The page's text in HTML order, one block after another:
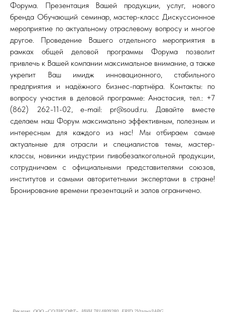
Форума. Презентация Вашей продукции, услуг, нового
бренда Обучающий семинар, мастер-класс Дискуссионное
мероприятие по актуальному отраслевому вопросу и многое
другое. Проведение Вашего отдельного мероприятия в
рамках общей деловой программы Форума позволит
привлечь к Вашей компании максимальное внимание, а также
укрепит Ваш имидж инновационного, стабильного
предприятия и надёжного бизнес-партнёра. Контакты: по
вопросу участия в деловой программе: Анастасия, тел.: +7
(862) 262-11-02, e-mail: pr@soud.ru. Давайте вместе
сделаем наш Форум максимально эффективным, полезным и
интересным для каждого из нас! Мы отбираем самые
актуальные для отрасли и специалистов темы, мастер-
классы, новинки индустрии пивобезалкогольной продукции,
сотрудничаем с официальными представителями союзов,
институтов и самыми авторитетными экспертами в стране!
Бронирование времени презентаций и залов ограничено.